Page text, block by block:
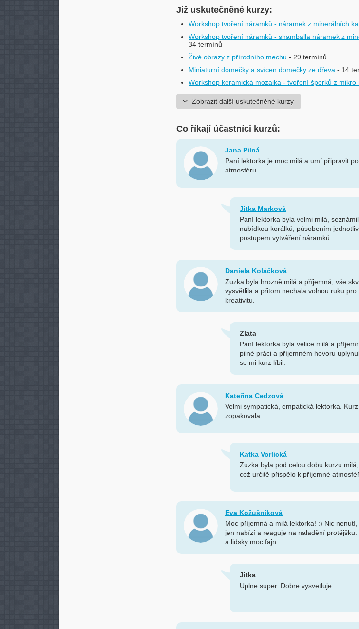
Již uskutečněné kurzy:
Workshop tvoření náramků - náramek z minerálních
Workshop tvoření náramků - shamballa náramek z
34 termínů
Živé obrazy z přírodního mechu - 29 termínů
Miniaturní domečky a svícen domečky ze dřeva - 14
Workshop keramická mozaika - tvoření šperků z mikro
Zobrazit další uskutečněné kurzy
Co říkají účastníci kurzů:
Jana Pilná
Paní lektorka je moc milá a umí připravit
atmosféru.
Jitka Marková
Paní lektorka byla velmi milá,
nabídkou korálků, působením
postupem vytváření náramků.
Daniela Koláčková
Zuzka byla hrozně milá a příjemná, vše
vysvětlila a přitom nechala volnou ruku pro
kreativitu.
Zlata
Paní lektorka byla velice milá a
pilné práci a příjemném hovoru
se mi kurz líbil.
Kateřina Cedzová
Velmi sympatická, empatická lektorka.
zopakovala.
Katka Vorlická
Zuzka byla pod celou dobu kurzu
což určitě přispělo k příjemné
Eva Kožušníková
Moc příjemná a milá lektorka! :) Nic
jen nabízí a reaguje na naladění
a lidsky moc fajn.
Jitka
Uplne super. Dobre vysvetluje.